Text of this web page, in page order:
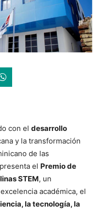
con el desarrollo
y la transformación
de las
presenta el Premio de
STEM, un
académica, el
la tecnología, la